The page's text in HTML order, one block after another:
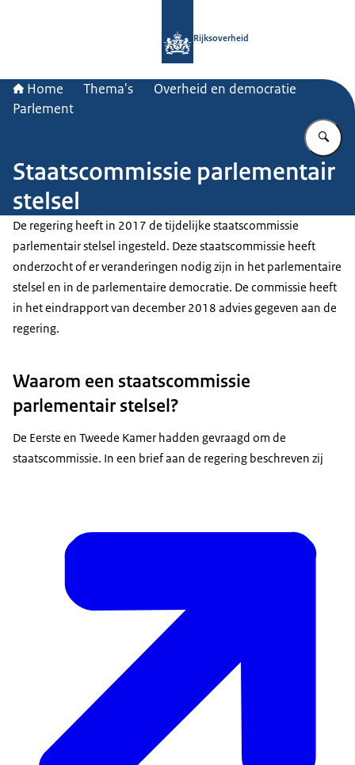
Rijksoverheid
Home Thema's
Overheid en democratie
Parlement
Staatscommissie parlementair
stelsel
De regering heeft in 2017 de tijdelijke staatscommissie
parlementair stelsel ingesteld. Deze staatscommissie heeft
onderzocht of er veranderingen nodig zijn in het parlementaire
stelsel en in de parlementaire democratie. De commissie heeft
in het eindrapport van december 2018 advies gegeven aan de
regering.
Waarom een staatscommissie
parlementair stelsel?
De Eerste en Tweede Kamer hadden gevraagd om de
staatscommissie. In een brief aan de regering beschreven zij